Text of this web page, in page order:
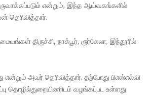
என்றும், இந்த ஆய்வகங்களில்
திருச்சி, நாக்பூர், ரூர்கேலா, இந்தூரில்
அவர் தெரிவித்தார். தற்போது பிஎஸ்எல்வி
தொழில்துறையினரிடம் வழங்கப்பட உள்ளது